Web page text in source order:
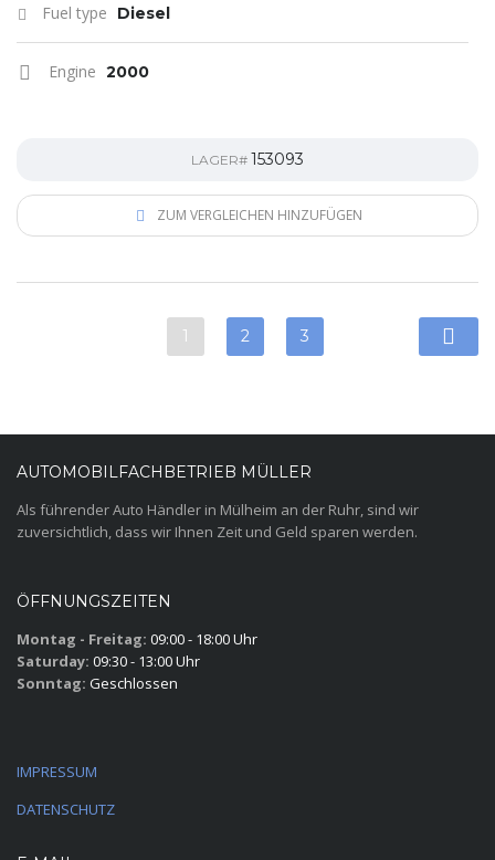
Fuel type Diesel
Engine 2000
LAGER# 153093
ZUM VERGLEICHEN HINZUFÜGEN
1 2 3
AUTOMOBILFACHBETRIEB MÜLLER
Als führender Auto Händler in Mülheim an der Ruhr, sind wir
zuversichtlich, dass wir Ihnen Zeit und Geld sparen werden.
ÖFFNUNGSZEITEN
Montag - Freitag: 09:00 - 18:00 Uhr
Saturday: 09:30 - 13:00 Uhr
Sonntag: Geschlossen
IMPRESSUM
DATENSCHUTZ